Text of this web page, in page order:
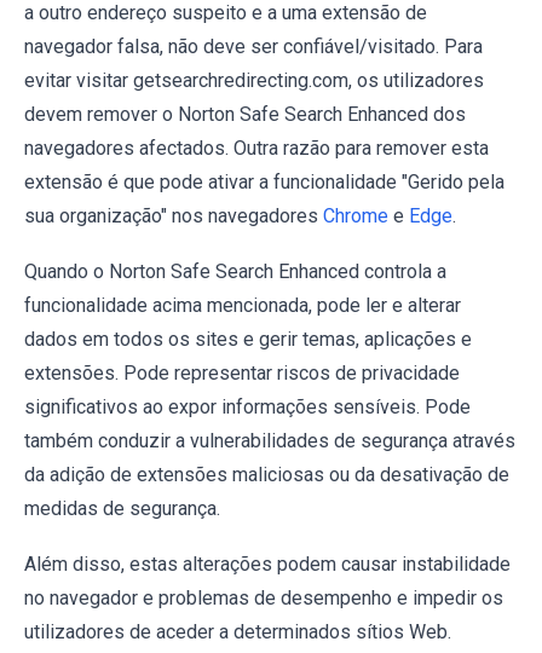
a outro endereço suspeito e a uma extensão de
navegador falsa, não deve ser confiável/visitado. Para
evitar visitar getsearchredirecting.com, os utilizadores
devem remover o Norton Safe Search Enhanced dos
navegadores afectados. Outra razão para remover esta
extensão é que pode ativar a funcionalidade "Gerido pela
sua organização" nos navegadores Chrome e Edge.
Quando o Norton Safe Search Enhanced controla a
funcionalidade acima mencionada, pode ler e alterar
dados em todos os sites e gerir temas, aplicações e
extensões. Pode representar riscos de privacidade
significativos ao expor informações sensíveis. Pode
também conduzir a vulnerabilidades de segurança através
da adição de extensões maliciosas ou da desativação de
medidas de segurança.
Além disso, estas alterações podem causar instabilidade
no navegador e problemas de desempenho e impedir os
utilizadores de aceder a determinados sítios Web.